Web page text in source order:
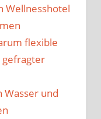
Wellnesshotel
flexible
Wasser und